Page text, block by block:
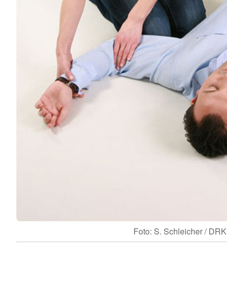
Foto: S. Schleicher / DRK